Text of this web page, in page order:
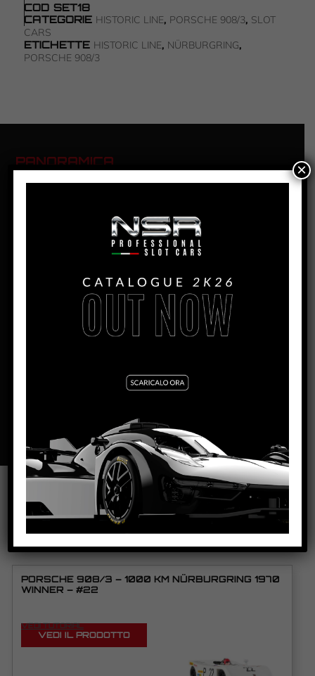
COD SET18
CATEGORIE HISTORIC LINE, PORSCHE 908/3, SLOT
CARS
ETICHETTE HISTORIC LINE, NÜRBURGRING,
PORSCHE 908/3
PANORAMICA
2022
LARGHEZZA:64.5mm
24mm
LUNGHEZZA: 124.5mm
DISTANZA ASSE POSTERIORE/GUIDA: 98.5mm
SCHEDA TECNICA
PRODOTTI CORRELATI
PORSCHE 908/3 – 1000 KM NÜRBURGRING 1970
WINNER – #22
VEDI TUTORIAL
VEDI IL PRODOTTO
×